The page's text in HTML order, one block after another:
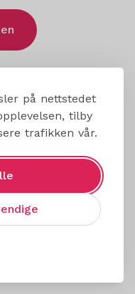
på nettstedet
tilby
trafikken vår.